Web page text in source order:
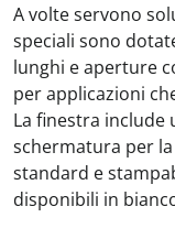
A volte servono
speciali sono
lunghi e aperture
per applicazioni
La finestra include
schermatura per
standard e
disponibili in